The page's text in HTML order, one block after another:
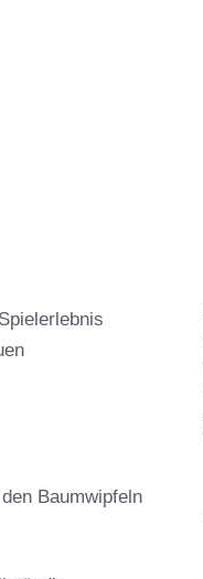
Baumwipfeln